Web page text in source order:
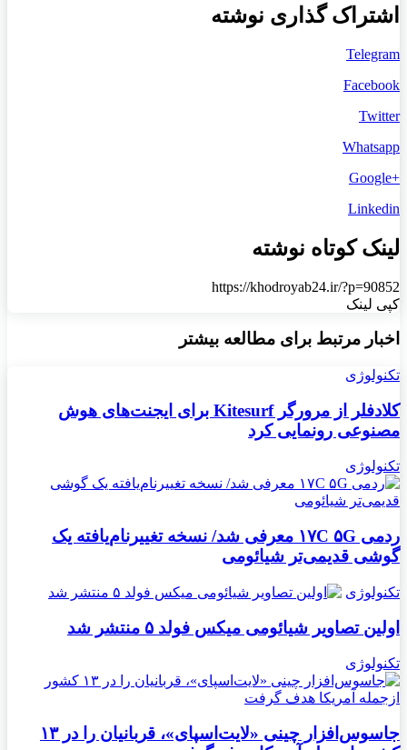
اشتراک گذاری نوشته
Telegram
Facebook
Twitter
Whatsapp
+Google
Linkedin
لینک کوتاه نوشته
https://khodroyab24.ir/?p=90852
کپی لینک
اخبار مرتبط برای مطالعه بیشتر
تکنولوژی
کلادفلر از مرورگر Kitesurf برای ایجنت‌های هوش
مصنوعی رونمایی کرد
تکنولوژی
ردمی ۱۷C ۵G معرفی شد/ نسخه تغییرنام‌یافته یک
گوشی قدیمی‌تر شیائومی
تکنولوژی
اولین تصاویر شیائومی میکس فولد ۵ منتشر شد
تکنولوژی
جاسوس‌افزار چینی «لایت‌اسپای»، قربانیان را در ۱۳